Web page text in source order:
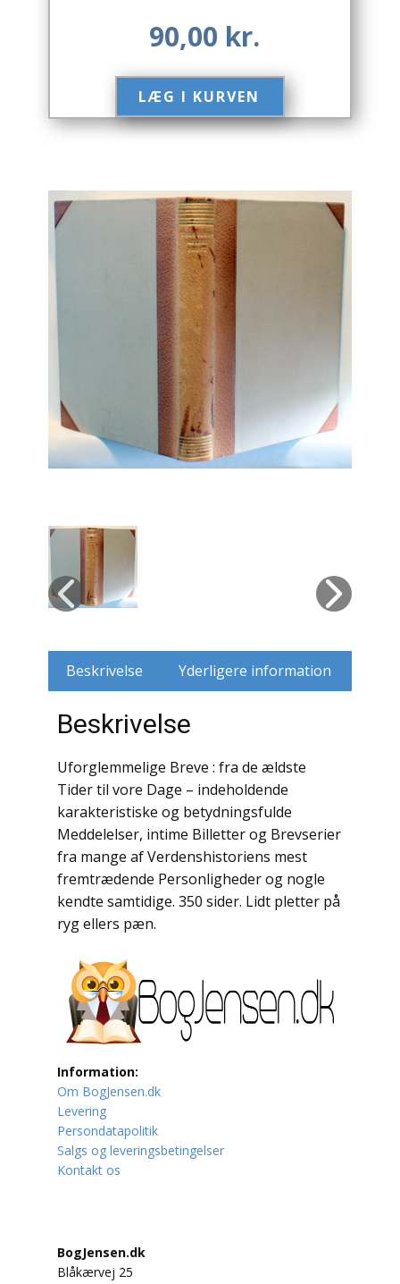
Drikkevare / Øl / Vin
Engelsk
Europa
Fantasy / Sciencefiction
Håndarbejde
Hobby
Jagt
Jernbaner
Krige / Slag
Krop / Sind
Kunst
Landbrug / Skovbrug
Litteraturhistorie
Lokalhistorie / Topografi
Lufttrafik / Fly
Lystfiskeri
Mad
Musik
Mytologi / Sagn / Sagaer
Naturen
Oldtidskundskab
Øvrige
90,00 kr.
LÆG I KURVEN​
Beskrivelse Yderligere information
Beskrivelse
Uforglemmelige Breve : fra de ældste
Tider til vore Dage – indeholdende
karakteristiske og betydningsfulde
Meddelelser, intime Billetter og Brevserier
fra mange af Verdenshistoriens mest
fremtrædende Personligheder og nogle
kendte samtidige. 350 sider. Lidt pletter på
ryg ellers pæn.
Information:
Om BogJensen.dk
Levering
Persondatapolitik
Salgs og leveringsbetingelser
Kontakt os
BogJensen.dk
Blåkærvej 25